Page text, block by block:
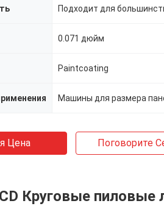
0.071 дюйм
Paintcoating
Машины для размера
Цена Поговорите
Круговые пиловые